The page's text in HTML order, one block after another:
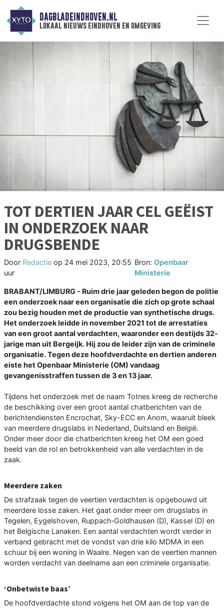
DAGBLADEINDHOVEN.NL
lokaal nieuws eindhoven en omgeving
TOT DERTIEN JAAR CEL GEËIST
IN ONDERZOEK NAAR
DRUGSBENDE
Door Redactie op 24 mei 2023, 20:55
uur
Bron:Openbaar
Ministerie
BRABANT/LIMBURG - Ruim drie jaar geleden begon de politie
een onderzoek naar een organisatie die zich op grote schaal
zou bezig houden met de productie van synthetische drugs.
Het onderzoek leidde in november 2021 tot de arrestaties
van een groot aantal verdachten, waaronder een destijds 32-
jarige man uit Bergeijk. Hij zou de leider zijn van de criminele
organisatie. Tegen deze hoofdverdachte en dertien anderen
eiste het Openbaar Ministerie (OM) vandaag
gevangenisstraffen tussen de 3 en 13 jaar.
Tijdens het onderzoek met de naam Totnes kreeg de recherche
de beschikking over een groot aantal chatberichten van de
berichtendiensten Encrochat, Sky-ECC en Anom, waaruit bleek
van meerdere drugslabs in Nederland, Duitsland en België.
Onder meer door die chatberichten kreeg het OM een goed
beeld van de rol en betrokkenheid van alle verdachten in de
zaak.
Meerdere zaken
De strafzaak tegen de veertien verdachten is opgebouwd uit
meerdere losse zaken. Het gaat onder meer om drugslabs in
Tegelen, Eygelshoven, Ruppach‐Goldhausen (D), Kassel (D) en
het Belgische Lanaken. Een aantal verdachten wordt verder in
verband gebracht met de vondst van drie kilo MDMA in een
schuur bij een woning in Waalre. Negen van de veertien mannen
worden verdacht van deelname aan een criminele organisatie.
‘Onbetwiste baas’
De hoofdverdachte stond volgens het OM aan de top van de